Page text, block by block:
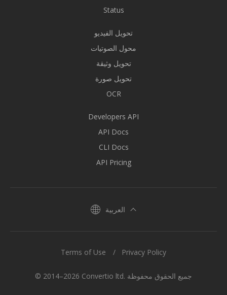
Status
تحويل الفيديو
محول الصوتيات
تحويل وثيقة
تحويل صورة
OCR
Developers API
API Docs
CLI Docs
API Pricing
العربية
© 2014–2026 Convertio ltd. جميع الحقوق محفوظة
Terms of Use Privacy Policy